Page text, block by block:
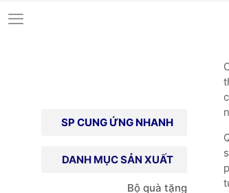
SP CUNG ỨNG NHANH
DANH MỤC SẢN XUẤT
Bộ quà tặng